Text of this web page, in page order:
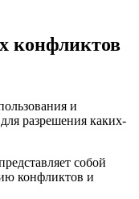
конфликтов
и
разрешения каких-
собой
конфликтов и